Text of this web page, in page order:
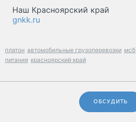
Наш Красноярский край
gnkk.ru
платон автомобильные грузоперевозки мсб
питания красноярский край
ОБСУДИТЬ